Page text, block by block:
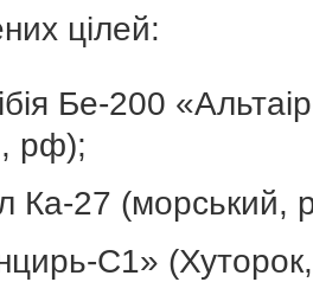
цілей:
Бе-200
рф);
Ка-27 (морський,
С1» (Хуторок,